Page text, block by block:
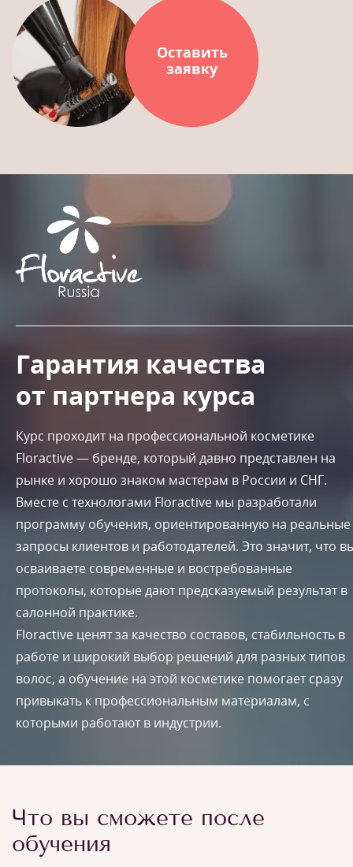
Оставить
заявку
Гарантия качества
от партнера курса
Курс проходит на профессиональной косметике
Floractive — бренде, который давно представлен на
рынке и хорошо знаком мастерам в России и СНГ.
Вместе с технологами Floractive мы разработали
программу обучения, ориентированную на реальные
запросы клиентов и работодателей. Это значит, что
осваиваете современные и востребованные
протоколы, которые дают предсказуемый результат в
салонной практике.
Floractive ценят за качество составов, стабильность в
работе и широкий выбор решений для разных типов
волос, а обучение на этой косметике помогает сразу
привыкать к профессиональным материалам, с
которыми работают в индустрии.
Что вы сможете после
обучения